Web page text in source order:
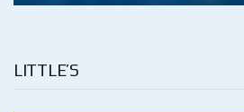
LITTLE’S